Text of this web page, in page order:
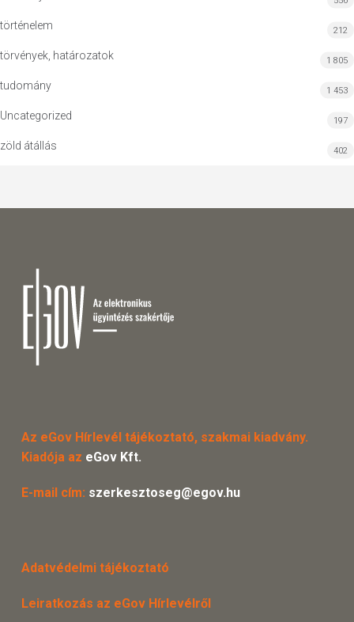
történelem 212
törvények, határozatok 1 805
tudomány 1 453
Uncategorized 197
zöld átállás 402
Az eGov Hírlevél tájékoztató, szakmai kiadvány.
Kiadója az eGov Kft.
E-mail cím: szerkesztoseg@egov.hu
Adatvédelmi tájékoztató
Leiratkozás az eGov Hírlevélről